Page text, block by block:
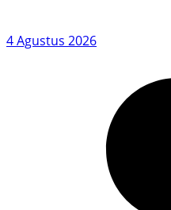
4 Agustus 2026